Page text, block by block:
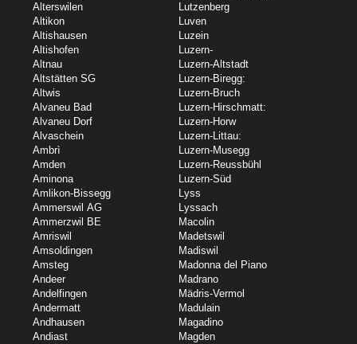
Alterswilen
Altikon
Altishausen
Altishofen
Altnau
Altstätten SG
Altwis
Alvaneu Bad
Alvaneu Dorf
Alvaschein
Ambrì
Amden
Aminona
Amlikon-Bissegg
Ammerswil AG
Ammerzwil BE
Amriswil
Amsoldingen
Amsteg
Andeer
Andelfingen
Andermatt
Andhausen
Andiast
Lutzenberg
Luven
Luzein
Luzern-
Luzern-Altstadt
Luzern-Biregg:
Luzern-Bruch
Luzern-Hirschmatt:
Luzern-Horw
Luzern-Littau:
Luzern-Musegg
Luzern-Reussbühl
Luzern-Süd
Lyss
Lyssach
Macolin
Madetswil
Madiswil
Madonna del Piano
Madrano
Mädris-Vermol
Madulain
Magadino
Magden